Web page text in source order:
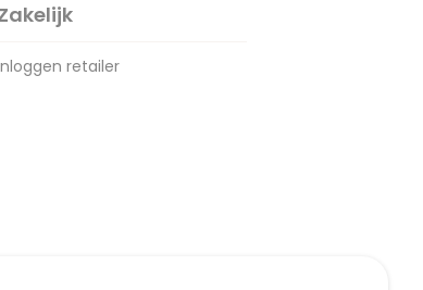
retailer